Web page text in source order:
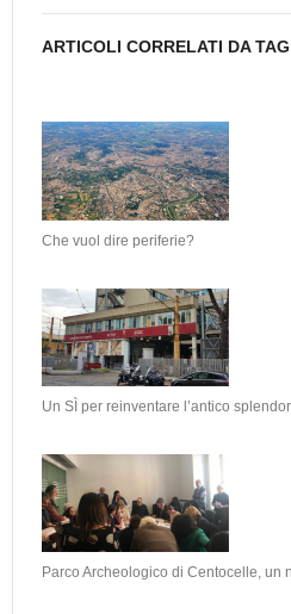
ARTICOLI CORRELATI DA TAG
Che vuol dire periferie?
Un SÌ per reinventare l’antico
Parco Archeologico di Centocelle, un